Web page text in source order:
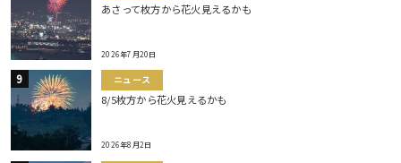
あさって枚方から花火見えるかも
2026年7月20日
ニュース
8/5枚方から花火見えるかも
2026年8月2日